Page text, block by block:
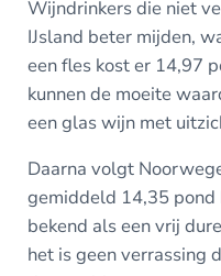
Wijndrinkers die niet
IJsland beter mijden,
een fles kost er 14,97
kunnen de moeite
een glas wijn met
Daarna volgt
gemiddeld 14,35
bekend als een vrij
het is geen verrassing